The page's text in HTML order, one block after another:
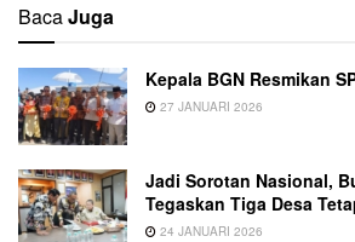
BacaJuga
Kepala BGN Resmikan
27 JANUARI 2026
Jadi Sorotan Nasional,
Tegaskan Tiga Desa
24 JANUARI 2026